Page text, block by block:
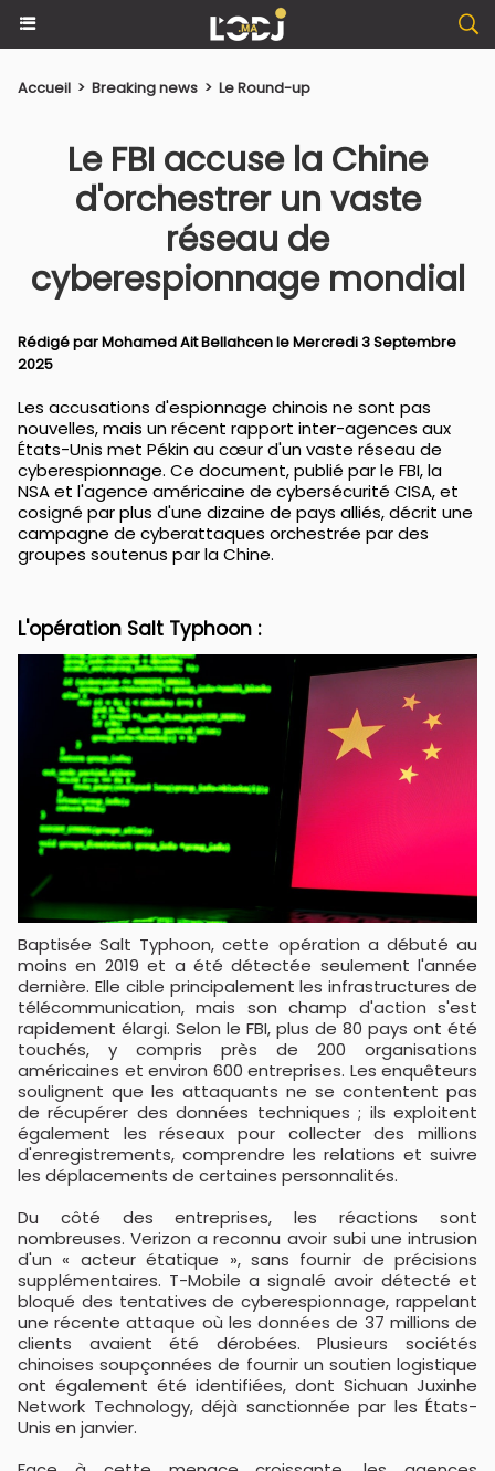
Accueil > Breaking news > Le Round-up
​Le FBI accuse la Chine
d'orchestrer un vaste
réseau de
cyberespionnage mondial
Rédigé parMohamed Ait Bellahcenle Mercredi 3 Septembre
2025
Les accusations d'espionnage chinois ne sont pas
nouvelles, mais un récent rapport inter-agences aux
États-Unis met Pékin au cœur d'un vaste réseau de
cyberespionnage. Ce document, publié par le FBI, la
NSA et l'agence américaine de cybersécurité CISA, et
cosigné par plus d'une dizaine de pays alliés, décrit une
campagne de cyberattaques orchestrée par des
groupes soutenus par la Chine.
L'opération Salt Typhoon :
Baptisée Salt Typhoon, cette opération a débuté au
moins en 2019 et a été détectée seulement l'année
dernière. Elle cible principalement les infrastructures de
télécommunication, mais son champ d'action s'est
rapidement élargi. Selon le FBI, plus de 80 pays ont été
touchés, y compris près de 200 organisations
américaines et environ 600 entreprises. Les enquêteurs
soulignent que les attaquants ne se contentent pas
de récupérer des données techniques ; ils exploitent
également les réseaux pour collecter des millions
d'enregistrements, comprendre les relations et suivre
les déplacements de certaines personnalités.
Du côté des entreprises, les réactions sont
nombreuses. Verizon a reconnu avoir subi une intrusion
d'un « acteur étatique », sans fournir de précisions
supplémentaires. T-Mobile a signalé avoir détecté et
bloqué des tentatives de cyberespionnage, rappelant
une récente attaque où les données de 37 millions de
clients avaient été dérobées. Plusieurs sociétés
chinoises soupçonnées de fournir un soutien logistique
ont également été identifiées, dont Sichuan Juxinhe
Network Technology, déjà sanctionnée par les États-
Unis en janvier.